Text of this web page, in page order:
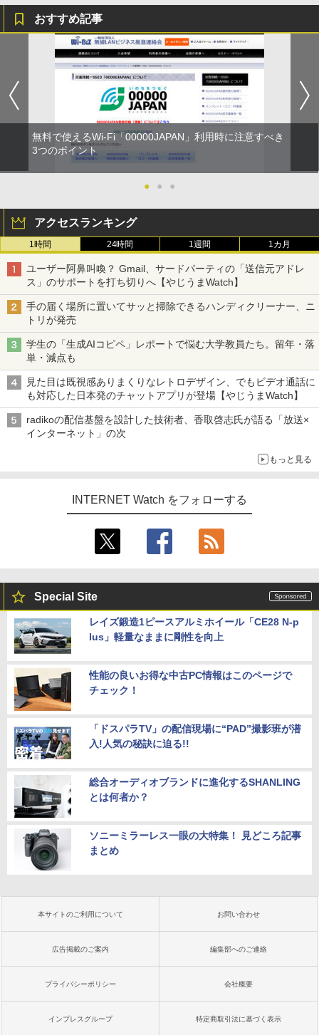
おすすめ記事
無料で使えるWi-Fi「00000JAPAN」利用時に注意すべき
3つのポイント
● ● ●
アクセスランキング
1時間 24時間 1週間 1カ月
ユーザー阿鼻叫喚？ Gmail、サードパーティの「送信元アドレ
ス」のサポートを打ち切りへ【やじうまWatch】
手の届く場所に置いてサッと掃除できるハンディクリーナー、ニ
トリが発売
学生の「生成AIコピペ」レポートで悩む大学教員たち。留年・落
単・減点も
見た目は既視感ありまくりなレトロデザイン、でもビデオ通話に
も対応した日本発のチャットアプリが登場【やじうまWatch】
radikoの配信基盤を設計した技術者、香取啓志氏が語る「放送×
インターネット」の次
もっと見る
INTERNET Watch をフォローする
Special Site
レイズ鍛造1ピースアルミホイール「CE28 N-p
lus」軽量なままに剛性を向上
性能の良いお得な中古PC情報はこのページで
チェック！
「ドスパラTV」の配信現場に“PAD”撮影班が潜
入!人気の秘訣に迫る!!
総合オーディオブランドに進化するSHANLING
とは何者か？
ソニーミラーレス一眼の大特集！ 見どころ記事
まとめ
本サイトのご利用について お問い合わせ
広告掲載のご案内 編集部へのご連絡
プライバシーポリシー 会社概要
インプレスグループ 特定商取引法に基づく表示